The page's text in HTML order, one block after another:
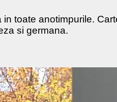
toate anotimpurile.
si germana.